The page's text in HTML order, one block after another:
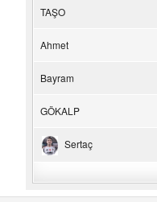
TAŞO
Ahmet
Bayram
GÖKALP
Sertaç